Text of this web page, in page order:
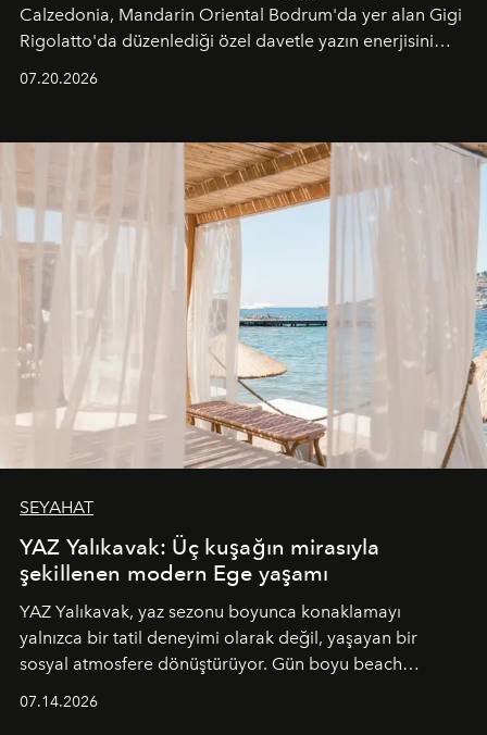
Calzedonia, Mandarin Oriental Bodrum'da yer alan Gigi
Rigolatto'da düzenlediği özel davetle yazın enerjisini
07.20.2026
SEYAHAT
YAZ Yalıkavak: Üç kuşağın mirasıyla
şekillenen modern Ege yaşamı
YAZ Yalıkavak, yaz sezonu boyunca konaklamayı
yalnızca bir tatil deneyimi olarak değil, yaşayan bir
sosyal atmosfere dönüştürüyor. Gün boyu beach
07.14.2026